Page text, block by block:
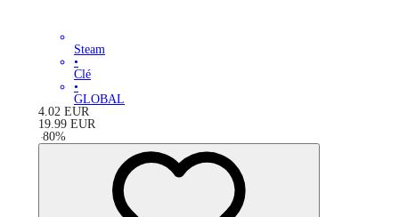
Steam
•
Clé
•
GLOBAL
4.02 EUR
19.99 EUR
-80%